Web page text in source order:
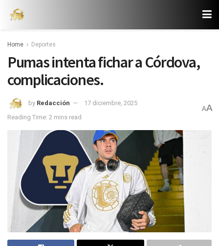
Home Deportes
Pumas intenta fichar a Córdova,
complicaciones.
by Redacción
17 diciembre, 2025
Reading Time: 2 mins read
AA